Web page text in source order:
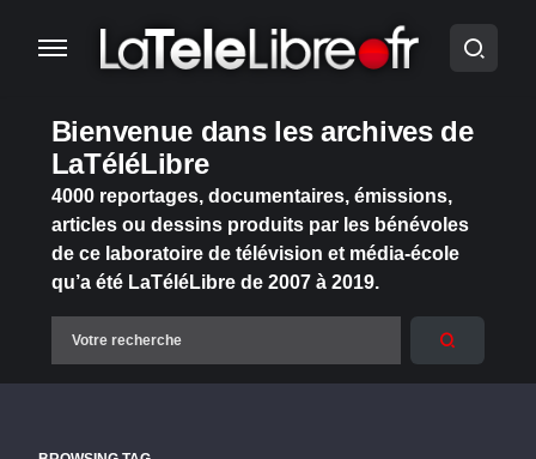
Bienvenue dans les archives de
LaTéléLibre
4000 reportages, documentaires, émissions,
articles ou dessins produits par les bénévoles
de ce laboratoire de télévision et média-école
qu’a été LaTéléLibre de 2007 à 2019.